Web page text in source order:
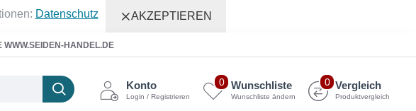
Datenschutz AKZEPTIEREN
WWW.SEIDEN-HANDEL.DE
Konto
Login / Registrieren
Wunschliste
Wunschliste ändern
0 Vergleich
Produktvergleich
0